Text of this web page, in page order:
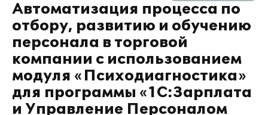
Автоматизация процесса по
отбору, развитию и обучению
персонала в торговой
компании с использованием
модуля «Психодиагностика»
для программы «1С:Зарплата
и Управление Персоналом